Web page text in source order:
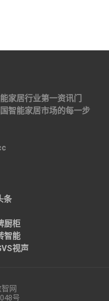
家居行业第一资讯门
智能家居市场的每一步
条
厨柜
智能
视声
网
号